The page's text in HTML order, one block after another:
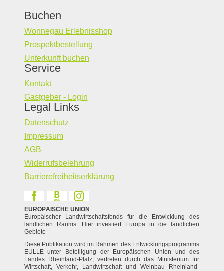
Buchen
Wonnegau Erlebnisshop
Prospektbestellung
Unterkunft buchen
Service
Kontakt
Gastgeber - Login
Legal Links
Datenschutz
Impressum
AGB
Widerrufsbelehrung
Barrierefreiheitserklärung
EUROPÄISCHE UNION
Europäischer Landwirtschaftsfonds für die Entwicklung des
ländlichen Raums: Hier investiert Europa in die ländlichen
Gebiete
Diese Publikation wird im Rahmen des Entwicklungsprogramms
EULLE unter Beteiligung der Europäischen Union und des
Landes Rheinland-Pfalz, vertreten durch das Ministerium für
Wirtschaft, Verkehr, Landwirtschaft und Weinbau Rheinland-